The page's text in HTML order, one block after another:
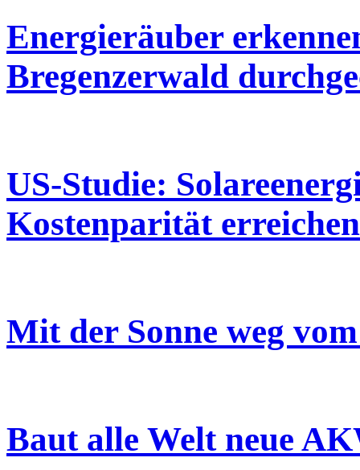
Energieräuber
Bregenzerwald
US-Studie:
Kostenparität erreichen
Mit der Sonne weg
Baut alle Welt neue